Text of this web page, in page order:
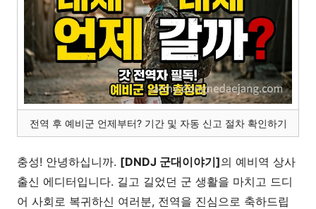
전역 후 예비군 언제부터? 기간 및 자동 신고 절차 확인하기
충성! 안녕하십니까. [DNDJ 군대이야기]의 예비역 상사
출신 에디터입니다. 길고 길었던 군 생활을 마치고 드디
어 사회로 복귀하신 여러분, 전역을 진심으로 축하드립